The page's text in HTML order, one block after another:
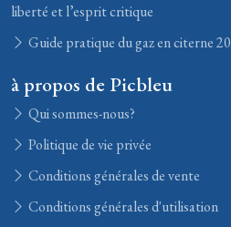
liberté et l’esprit critique
Guide pratique du gaz en citerne
à propos de Picbleu
Qui sommes-nous?
Politique de vie privée
Conditions générales de vente
Conditions générales d'utilisation